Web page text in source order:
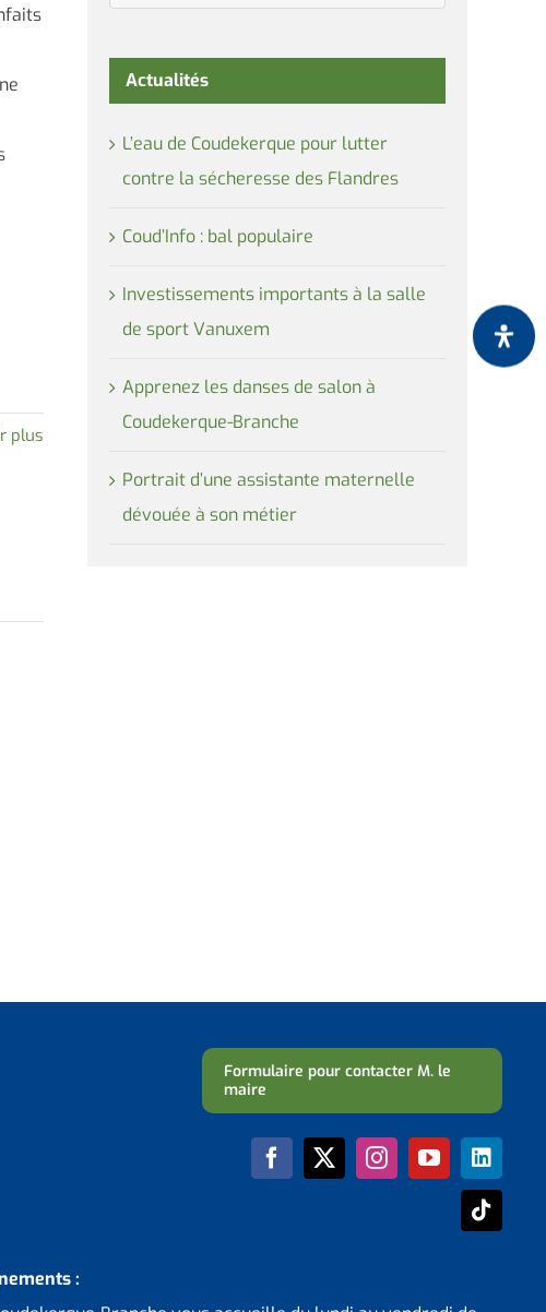
plus
Actualités
L’eau de Coudekerque pour lutter
contre la sécheresse des Flandres
Coud’Info : bal populaire
Investissements importants à la salle
de sport Vanuxem
Apprenez les danses de salon à
Coudekerque-Branche
Portrait d’une assistante maternelle
dévouée à son métier
Formulaire pour contacter M. le
maire
: